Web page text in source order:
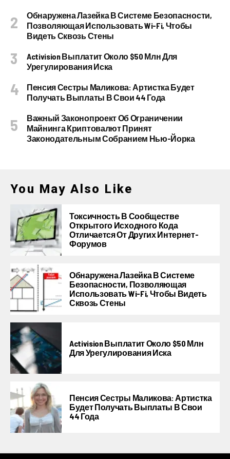
Обнаружена Лазейка В Системе Безопасности,
Позволяющая Использовать Wi-Fi, Чтобы
Видеть Сквозь Стены
Activision Выплатит Около $50 Млн Для
Урегулирования Иска
Пенсия Сестры Маликова: Артистка Будет
Получать Выплаты В Свои 44 Года
Важный Законопроект Об Ограничении
Майнинга Криптовалют Принят
Законодательным Собранием Нью-Йорка
You May Also Like
Токсичность В Сообществе
Открытого Исходного Кода
Отличается От Других Интернет-
Форумов
Обнаружена Лазейка В Системе
Безопасности, Позволяющая
Использовать Wi-Fi, Чтобы Видеть
Сквозь Стены
Activision Выплатит Около $50 Млн
Для Урегулирования Иска
Пенсия Сестры Маликова: Артистка
Будет Получать Выплаты В Свои
44 Года